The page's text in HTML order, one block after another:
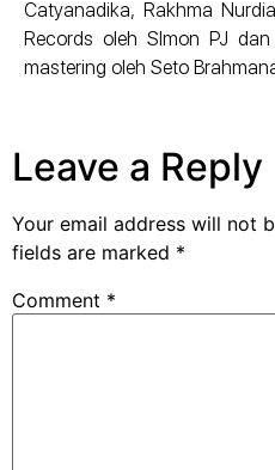
Catyanadika, Rakhma
Records oleh SImon PJ
mastering oleh Seto
Leave a Reply
Your email address will not
fields are marked *
Comment *